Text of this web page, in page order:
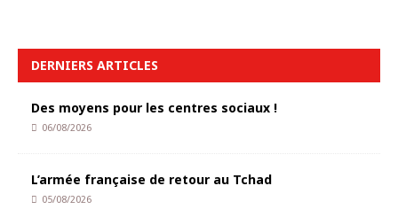
DERNIERS ARTICLES
Des moyens pour les centres sociaux !
06/08/2026
L’armée française de retour au Tchad
05/08/2026